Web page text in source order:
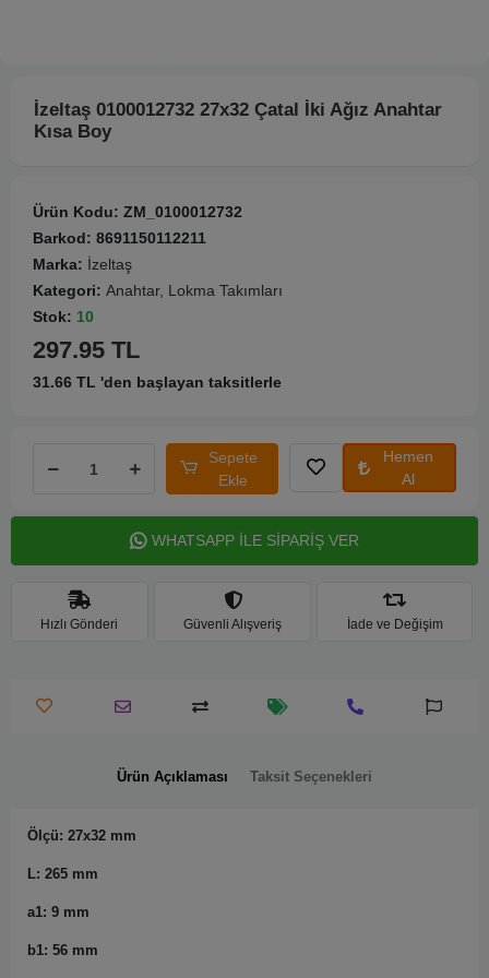
İzeltaş 0100012732 27x32 Çatal İki Ağız Anahtar
Kısa Boy
Ürün Kodu: ZM_0100012732
Barkod: 8691150112211
Marka: İzeltaş
Kategori: Anahtar, Lokma Takımları
Stok: 10
297.95 TL
31.66 TL 'den başlayan taksitlerle
Sepete
Ekle
Hemen
Al
WHATSAPP İLE SİPARİŞ VER
Hızlı Gönderi Güvenli Alışveriş İade ve Değişim
Ürün Açıklaması Taksit Seçenekleri
Ölçü: 27x32 mm
L: 265 mm
a1: 9 mm
b1: 56 mm